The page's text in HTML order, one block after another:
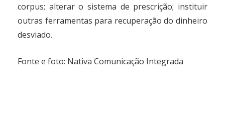
corpus; alterar o sistema de prescrição; instituir
outras ferramentas para recuperação do dinheiro
desviado.
Fonte e foto: Nativa Comunicação Integrada